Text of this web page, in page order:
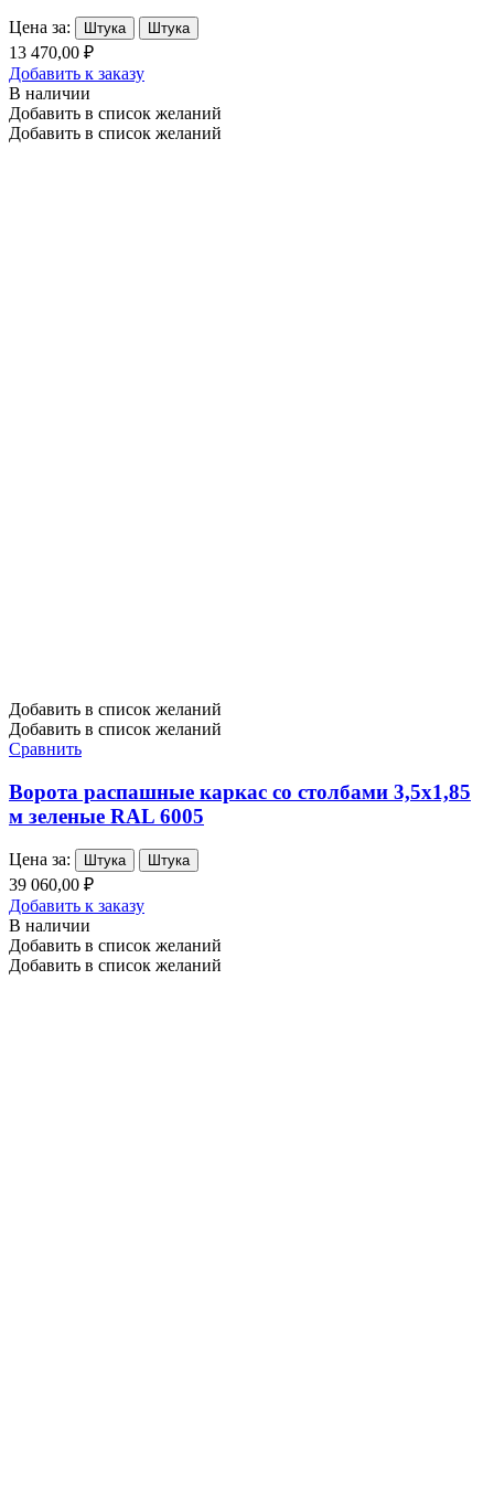
Цена за: Штука Штука
13 470,00 ₽
Добавить к заказу
В наличии
Добавить в список желаний
Добавить в список желаний
Добавить в список желаний
Добавить в список желаний
Сравнить
Ворота распашные каркас со столбами 3,5х1,85
м зеленые RAL 6005
Цена за: Штука Штука
39 060,00 ₽
Добавить к заказу
В наличии
Добавить в список желаний
Добавить в список желаний